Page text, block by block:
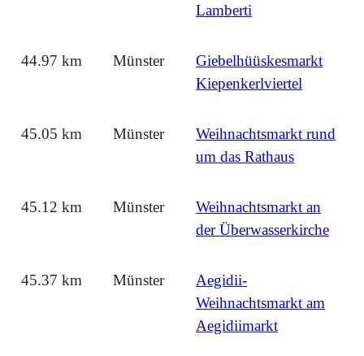
Lamberti
44.97 km Münster
Giebelhüüskesmarkt
Kiepenkerlviertel
45.05 km Münster
Weihnachtsmarkt rund
um das Rathaus
45.12 km Münster
Weihnachtsmarkt an
der Überwasserkirche
45.37 km Münster
Aegidii-
Weihnachtsmarkt am
Aegidiimarkt